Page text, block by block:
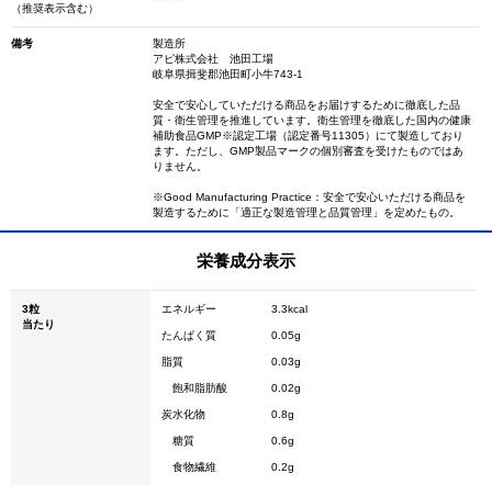
（推奨表示含む）
備考
製造所
アピ株式会社 池田工場
岐阜県揖斐郡池田町小牛743-1
安全で安心していただける商品をお届けするために徹底した品
質・衛生管理を推進しています。衛生管理を徹底した国内の健康
補助食品GMP※認定工場（認定番号11305）にて製造しており
ます。ただし、GMP製品マークの個別審査を受けたものではあ
りません。
※Good Manufacturing Practice：安全で安心いただける商品を
製造するために「適正な製造管理と品質管理」を定めたもの。
栄養成分表示
3粒
当たり
エネルギー 3.3kcal
たんぱく質 0.05g
脂質 0.03g
飽和脂肪酸 0.02g
炭水化物 0.8g
糖質 0.6g
食物繊維 0.2g